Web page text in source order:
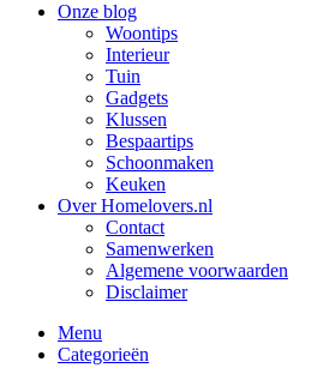
Onze blog
Woontips
Interieur
Tuin
Gadgets
Klussen
Bespaartips
Schoonmaken
Keuken
Over Homelovers.nl
Contact
Samenwerken
Algemene voorwaarden
Disclaimer
Menu
Categorieën